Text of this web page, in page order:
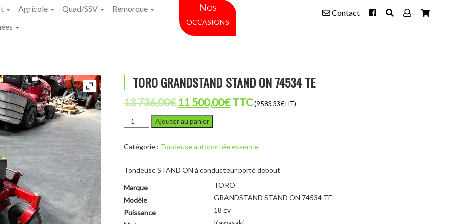
Agricole Quad/SSV
Remorque
Nos
occasions
Contact
TORO GRANDSTAND STAND ON 74534 TE
13 736,00€ Le
prix
initial
était :
736,00€.
11 500,00€Le
est :
500,00€.
TTC (9 583.33 € HT)
quantité
de
GRANDSTAND
ON
TE
Ajouter au panier
Catégorie : Tondeuse autoportée essence
Tondeuse STAND ON à conducteur porté debout
Marque
TORO
Modèle
GRANDSTAND STAND ON 74534 TE
Puissance
18 cv